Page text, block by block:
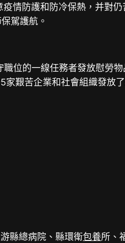
情防護和防冷保熱，并對
駕護航。
位的一線任務者發放慰勞
家艱苦企業和社會組織發放
縣總病院、縣環衛包養所、